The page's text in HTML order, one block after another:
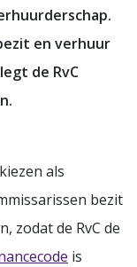
en verhuur
de RvC
als
bezit
zodat de RvC de
is